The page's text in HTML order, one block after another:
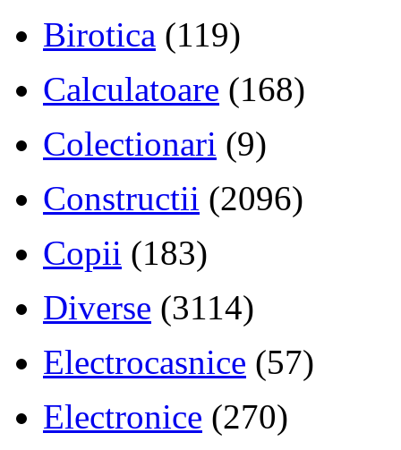
Birotica (119)
Calculatoare (168)
Colectionari (9)
Constructii (2096)
Copii (183)
Diverse (3114)
Electrocasnice (57)
Electronice (270)